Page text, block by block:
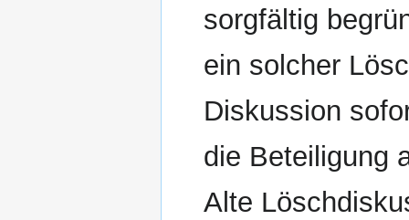
sorgfältig
ein solcher
Diskussion
die Beteiligung
Alte